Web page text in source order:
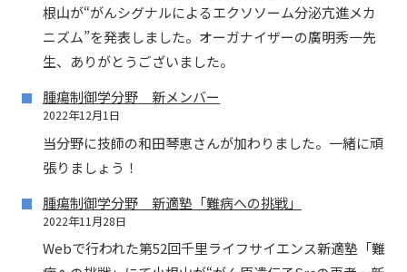
根山が“がんシグナルによるエクソソーム分泌亢進メカ
ニズム”を発表しました。オーガナイザーの廣明秀一先
生、ありがとうございました。
腫瘍制御学分野 新メンバー
2022年12月1日
当分野に技師の和田琴恵さんが加わりました。一緒に頑
張りましょう！
腫瘍制御学分野 新適塾「難病への挑戦」
2022年11月28日
Webで行われた第52回千里ライフサイエンス新適塾「難